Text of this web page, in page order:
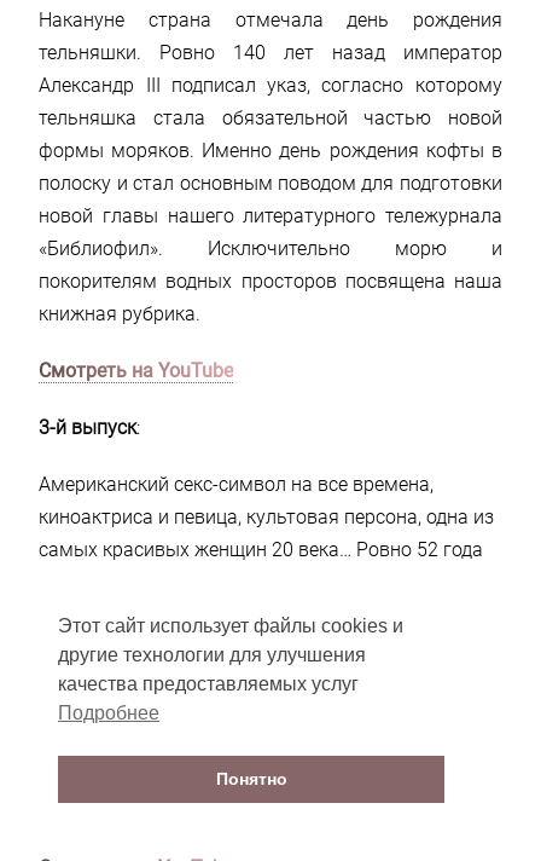
Накануне страна отмечала день рождения
тельняшки. Ровно 140 лет назад император
Александр III подписал указ, согласно которому
тельняшка стала обязательной частью новой
формы моряков. Именно день рождения кофты в
полоску и стал основным поводом для подготовки
новой главы нашего литературного тележурнала
«Библиофил». Исключительно морю и
покорителям водных просторов посвящена наша
книжная рубрика.
Смотреть на YouTube
3-й выпуск:
Американский секс-символ на все времена,
киноактриса и певица, культовая персона, одна из
самых красивых женщин 20 века… Ровно 52 года
Голливуда — Мэрилин Монро. О белокурой
красотке написано огромное количество книг, о
жизни и смерти Мэрилин ходит масса легенд.
Очередную главу нашего тележурнала
исключительно книгам и публикациям о Норме
Джин, или Мэрилин Монро.
Этот сайт использует файлы cookies и
другие технологии для улучшения
качества предоставляемых услуг
Подробнее
Понятно